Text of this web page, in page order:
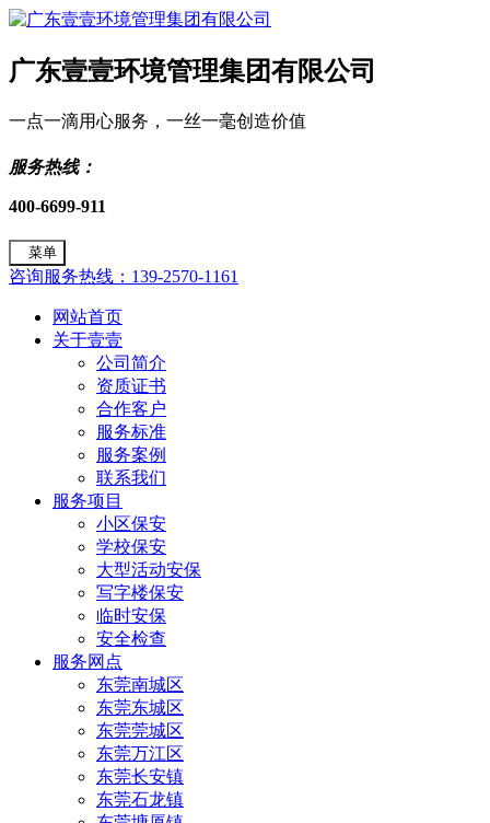
广东壹壹环境管理集团有限公司
一点一滴用心服务，一丝一毫创造价值
服务热线：
400-6699-911
菜单
咨询服务热线：139-2570-1161
网站首页
关于壹壹
公司简介
资质证书
合作客户
服务标准
服务案例
联系我们
服务项目
小区保安
学校保安
大型活动安保
写字楼保安
临时安保
安全检查
服务网点
东莞南城区
东莞东城区
东莞莞城区
东莞万江区
东莞长安镇
东莞石龙镇